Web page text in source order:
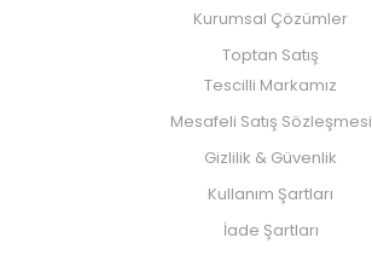
Kurumsal Çözümler
Toptan Satış
Tescilli Markamız
Mesafeli Satış Sözleşmesi
Gizlilik & Güvenlik
Kullanım Şartları
İade Şartları